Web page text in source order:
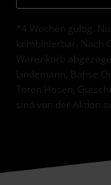
*4 Wochen gültig.
kombinierbar. Nach
Warenkorb
Lindemann, Böhse
Toten Hosen,
sind von der Aktion